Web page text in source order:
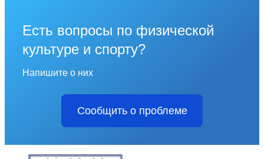
Есть вопросы по физической
культуре и спорту?
Напишите о них
Сообщить о проблеме